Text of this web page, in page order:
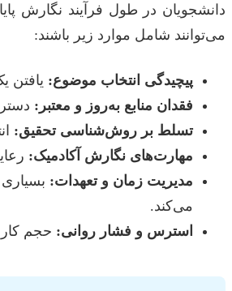
دانشجویان در طول فرآیند نگارش
می‌توانند شامل موارد زیر باشند:
پیچیدگی انتخاب موضوع: یافتن
فقدان منابع به‌روز و معتبر:
تسلط بر روش‌شناسی تحقیق:
مهارت‌های نگارش آکادمیک:
مدیریت زمان و تعهدات:
می‌کند.
استرس و فشار روانی: حجم